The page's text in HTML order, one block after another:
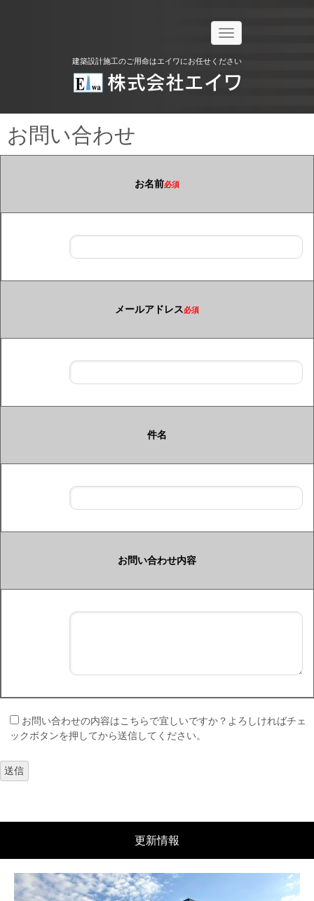
N
a
i
g
a
建築設計施工のご用命はエイワにお任せください
お問い合わせ
お名前必須
メールアドレス必須
件名
お問い合わせ内容
お問い合わせの内容はこちらで宜しいですか？よろしければチェ
ックボタンを押してから送信してください。
更新情報